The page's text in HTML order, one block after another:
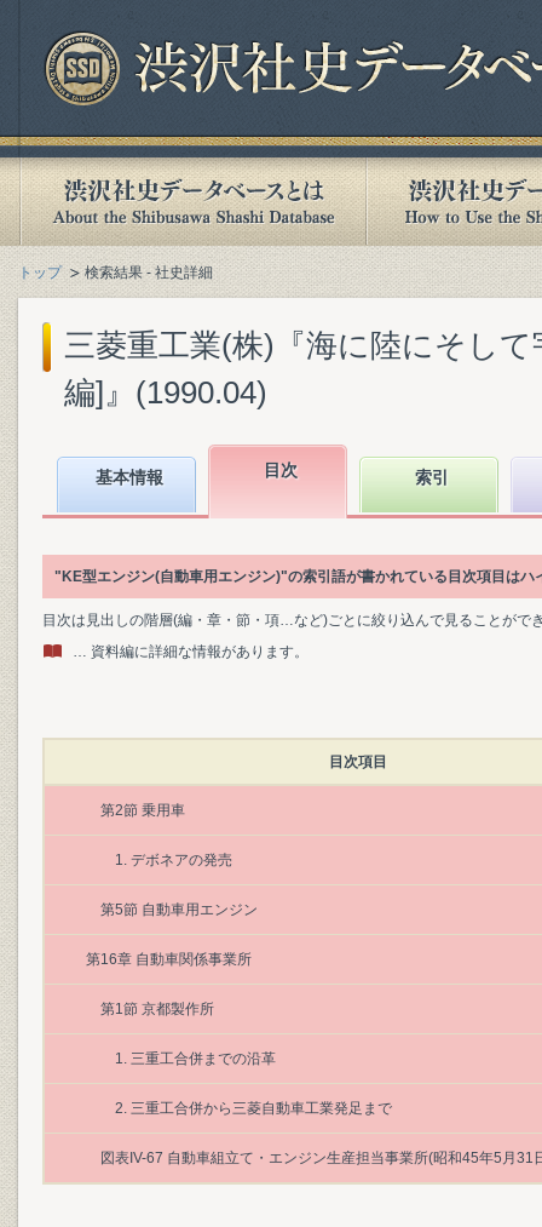
トップ 検索結果 - 社史詳細
三菱重工業(株)『海に陸にそし
編]』(1990.04)
基本情報 目次 索引
"KE型エンジン(自動車用エンジン)"の索引語が書かれている目次項目はハ
目次は見出しの階層(編・章・節・項…など)ごとに絞り込んで見ることがで
… 資料編に詳細な情報があります。
目次項目
第2節 乗用車
1. デボネアの発売
第5節 自動車用エンジン
第16章 自動車関係事業所
第1節 京都製作所
1. 三重工合併までの沿革
2. 三重工合併から三菱自動車工業発足まで
図表IV-67 自動車組立て・エンジン生産担当事業所(昭和45年5月31